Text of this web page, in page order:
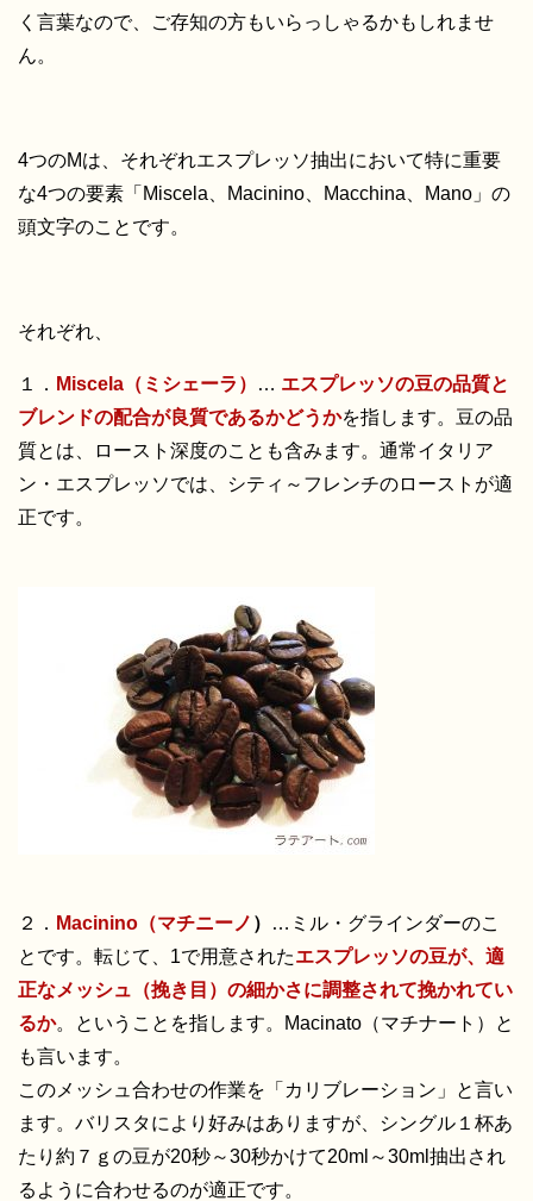
く言葉なので、ご存知の方もいらっしゃるかもしれませ
ん。
4つのMは、それぞれエスプレッソ抽出において特に重要
な4つの要素「Miscela、Macinino、Macchina、Mano」の
頭文字のことです。
それぞれ、
１． Miscela（ミシェーラ） … エスプレッソの豆の品質と
ブレンドの配合が良質であるかどうかを指します。豆の品
質とは、ロースト深度のことも含みます。通常イタリア
ン・エスプレッソでは、シティ～フレンチのローストが適
正です。
２． Macinino（マチニーノ ）
…ミル・グラインダーのこ
とです。転じて、1で用意されたエスプレッソの豆が、適
正なメッシュ（挽き目）の細かさに調整されて挽かれてい
るか。ということを指します。Macinato（マチナート）と
も言います。
このメッシュ合わせの作業を「カリブレーション」と言い
ます。バリスタにより好みはありますが、シングル１杯あ
たり約７ｇの豆が20秒～30秒かけて20ml～30ml抽出され
るように合わせるのが適正です。